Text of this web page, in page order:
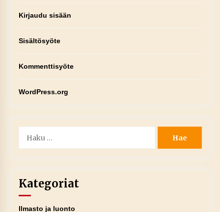
Kirjaudu sisään
Sisältösyöte
Kommenttisyöte
WordPress.org
Kategoriat
Ilmasto ja luonto